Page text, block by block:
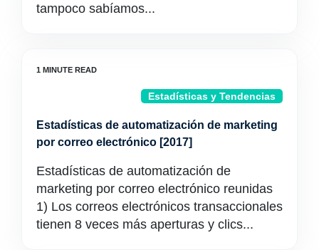
tampoco sabíamos...
Estadísticas y Tendencias
Estadísticas de automatización de marketing
por correo electrónico [2017]
Estadísticas de automatización de
marketing por correo electrónico reunidas
1) Los correos electrónicos transaccionales
tienen 8 veces más aperturas y clics...